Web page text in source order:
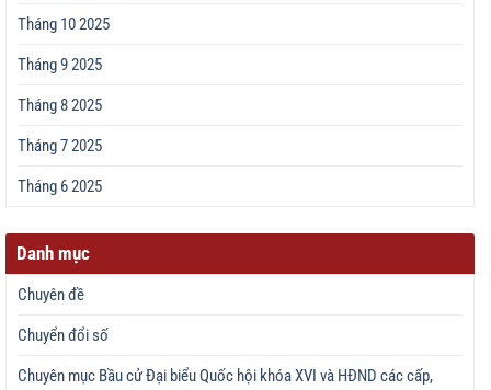
Tháng 10 2025
Tháng 9 2025
Tháng 8 2025
Tháng 7 2025
Tháng 6 2025
Danh mục
Chuyên đề
Chuyển đổi số
Chuyên mục Bầu cử Đại biểu Quốc hội khóa XVI và HĐND các cấp,